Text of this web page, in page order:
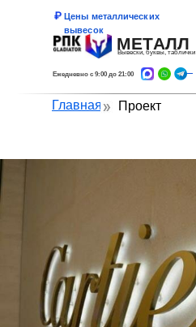
Цены металлических
вывесок
Ежедневно с 9:00 до 21:00
Вывески, буквы, таблички
МЕТАЛЛ
Главная Проект